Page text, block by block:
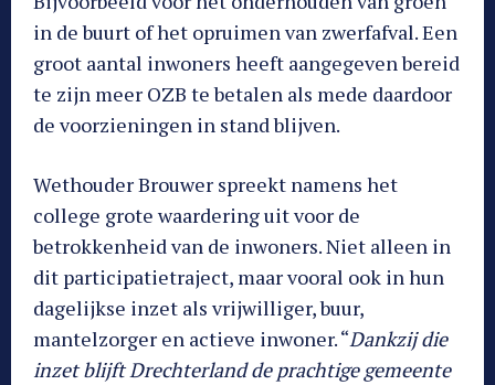
in de buurt of het opruimen van zwerfafval. Een
groot aantal inwoners heeft aangegeven bereid
te zijn meer OZB te betalen als mede daardoor
de voorzieningen in stand blijven.
Wethouder Brouwer spreekt namens het
college grote waardering uit voor de
betrokkenheid van de inwoners. Niet alleen in
dit participatietraject, maar vooral ook in hun
dagelijkse inzet als vrijwilliger, buur,
mantelzorger en actieve inwoner. “Dankzij die
inzet blijft Drechterland de prachtige gemeente